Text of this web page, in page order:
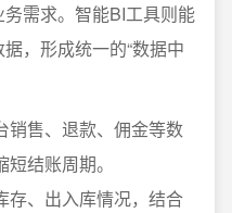
需求。智能BI工具则能
，形成统一的“数据中
销售、退款、佣金等数
结账周期。
存、出入库情况，结合